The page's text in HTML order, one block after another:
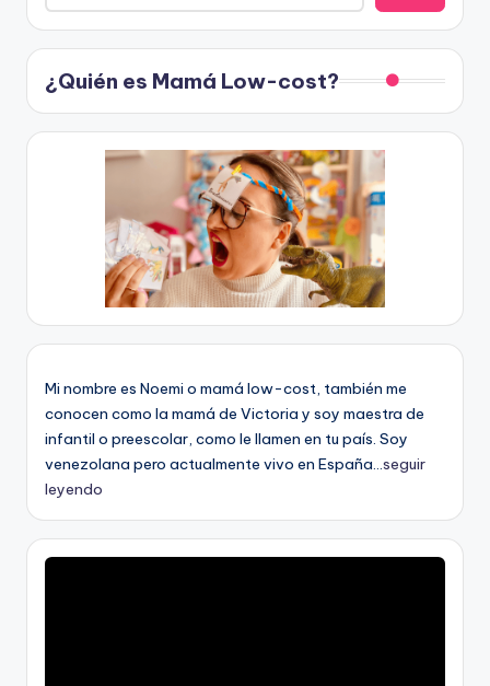
¿Quién es Mamá Low-cost?
Mi nombre es Noemi o mamá low-cost, también me
conocen como la mamá de Victoria y soy maestra de
infantil o preescolar, como le llamen en tu país. Soy
venezolana pero actualmente vivo en España...seguir
leyendo